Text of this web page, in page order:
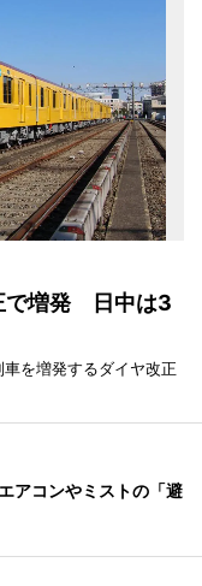
で増発 日中は3
を増発するダイヤ改正
アコンやミストの「避